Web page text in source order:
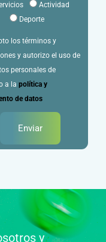
Actividad
Deporte
los términos y
y autorizo el uso de
personales de
a la política y
de datos
Enviar
y